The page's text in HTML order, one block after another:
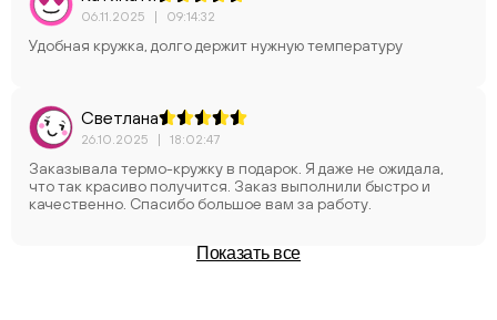
06.11.2025 | 09:14:32
Удобная кружка, долго держит нужную температуру
Светлана
26.10.2025 | 18:02:47
Заказывала термо-кружку в подарок. Я даже не ожидала,
что так красиво получится. Заказ выполнили быстро и
качественно. Спасибо большое вам за работу.
Показать все